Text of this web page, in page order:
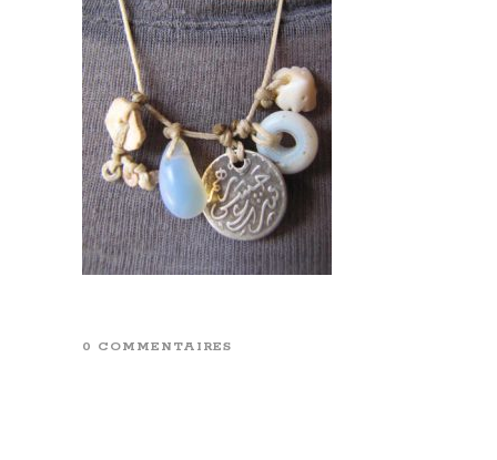
0 COMMENTAIRES